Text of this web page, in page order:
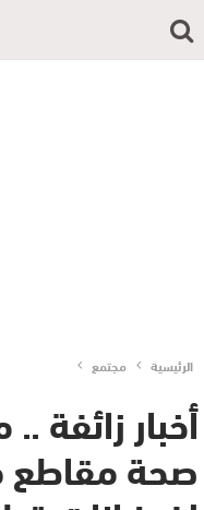
الرئيسية مجتمع
أخبار زائفة
صحة مقاطع